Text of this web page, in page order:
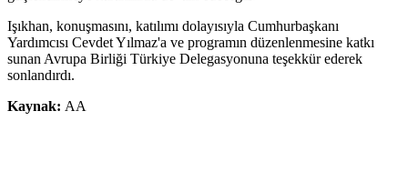
Işıkhan, konuşmasını, katılımı dolayısıyla Cumhurbaşkanı
Yardımcısı Cevdet Yılmaz'a ve programın düzenlenmesine katkı
sunan Avrupa Birliği Türkiye Delegasyonuna teşekkür ederek
sonlandırdı.
Kaynak: AA